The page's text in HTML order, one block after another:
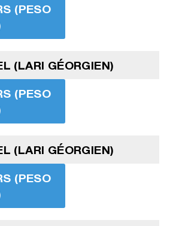
(PESO
(LARI GÉORGIEN)
(PESO
(LARI GÉORGIEN)
(PESO